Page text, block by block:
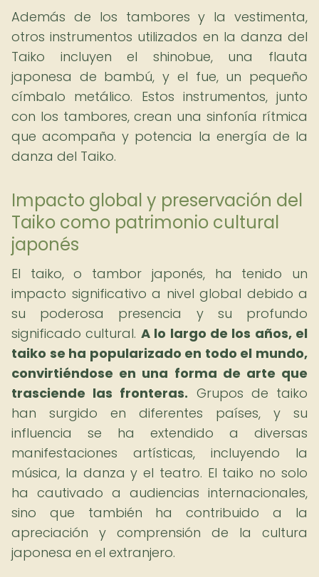
Además de los tambores y la vestimenta,
otros instrumentos utilizados en la danza del
Taiko incluyen el shinobue, una flauta
japonesa de bambú, y el fue, un pequeño
címbalo metálico. Estos instrumentos, junto
con los tambores, crean una sinfonía rítmica
que acompaña y potencia la energía de la
danza del Taiko.
Impacto global y preservación del
Taiko como patrimonio cultural
japonés
El taiko, o tambor japonés, ha tenido un
impacto significativo a nivel global debido a
su poderosa presencia y su profundo
significado cultural. A lo largo de los años, el
taiko se ha popularizado en todo el mundo,
convirtiéndose en una forma de arte que
trasciende las fronteras. Grupos de taiko
han surgido en diferentes países, y su
influencia se ha extendido a diversas
manifestaciones artísticas, incluyendo la
música, la danza y el teatro. El taiko no solo
ha cautivado a audiencias internacionales,
sino que también ha contribuido a la
apreciación y comprensión de la cultura
japonesa en el extranjero.